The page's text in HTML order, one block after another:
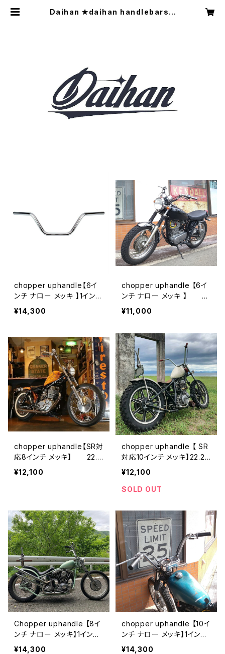
Daihan ✭daihan handlebars✭
chopper uphandle【6イ
ンチ ナロー メッキ 】1インチ
バー Daihan
¥14,300
chopper uphandle 【6イ
ンチ ナロー メッキ 】 2
2.2mm Daihan
¥11,000
chopper uphandle【SR対
応8インチ メッキ】 22.2
mm Daihan
¥12,100
chopper uphandle 【 SR
対応10インチ メッキ】22.2m
m Daihan
¥12,100
SOLD OUT
Chopper uphandle 【8イ
ンチ ナロー メッキ】1インチ
バー Daihan
¥14,300
chopper uphandle 【10イ
ンチ ナロー メッキ】1インチ
バーDaihan
¥14,300